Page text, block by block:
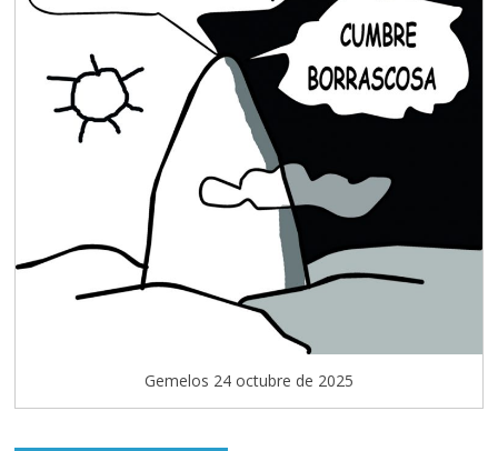
Gemelos 24 octubre de 2025